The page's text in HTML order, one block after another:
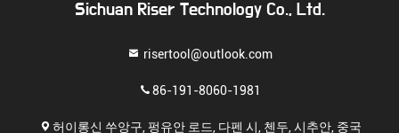
Sichuan Riser Technology Co., Ltd.
risertool@outlook.com
86-191-8060-1981
허이롱신 쑤앙구, 펑유안 로드, 다펜 시, 첸두, 시추안, 중국